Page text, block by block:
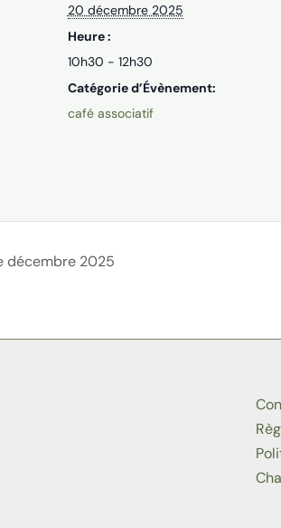
20 décembre 2025
Heure :
10h30 - 12h30
Catégorie d’Évènement:
café associatif
décembre 2025